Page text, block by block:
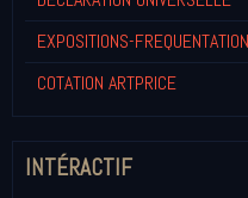
EXPOSITIONS-
COTATION ARTPRICE
INTÉRACTIF